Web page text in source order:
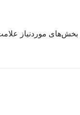
بخش‌های موردنیاز